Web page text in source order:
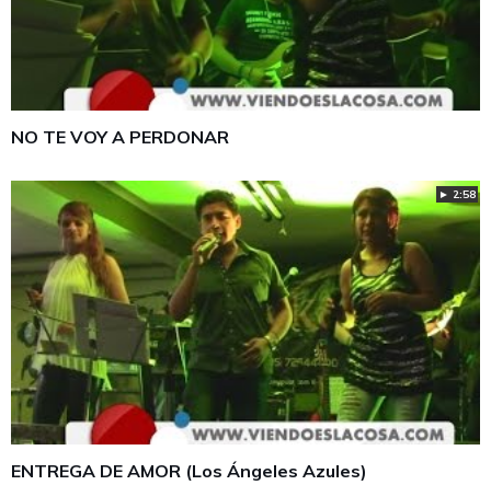
NO TE VOY A PERDONAR
► 2:58
ENTREGA DE AMOR (Los Ángeles Azules)